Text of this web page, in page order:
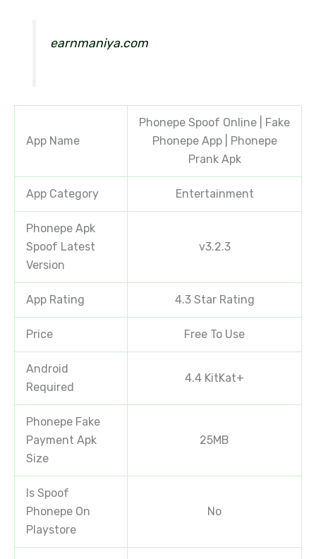
earnmaniya.com
App Name
Phonepe Spoof Online | Fake
Phonepe App | Phonepe
Prank Apk
App Category Entertainment
Phonepe Apk
Spoof Latest
Version
v3.2.3
App Rating 4.3 Star Rating
Price Free To Use
Android
Required
4.4 KitKat+
Phonepe Fake
Payment Apk
Size
25MB
Is Spoof
Phonepe On
Playstore
No